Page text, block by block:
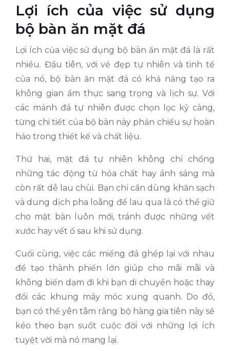
Lợi ích của việc sử dụng
bộ bàn ăn mặt đá
Lợi ích của việc sử dụng bộ bàn ăn mặt đá là rất
nhiều. Đầu tiên, với vẻ đẹp tự nhiên và tinh tế
của nó, bộ bàn ăn mặt đá có khả năng tạo ra
không gian ẩm thực sang trọng và lịch sự. Với
các mảnh đá tự nhiên được chọn lọc kỹ càng,
từng chi tiết của bộ bàn này phản chiếu sự hoàn
hảo trong thiết kế và chất liệu.
Thứ hai, mặt đá tự nhiên không chỉ chống
những tác động từ hóa chất hay ánh sáng mà
còn rất dễ lau chùi. Bạn chỉ cần dùng khăn sạch
và dung dịch pha loãng để lau qua là có thể giữ
cho mặt bàn luôn mới, tránh được những vết
xước hay vết ố sau khi sử dụng.
Cuối cùng, việc các miếng đá ghép lại với nhau
để tạo thành phiến lớn giúp cho mãi mãi và
không biến dạm đi khi bạn di chuyển hoặc thay
đổi các khung máy móc xung quanh. Do đó,
bạn có thể yên tâm rằng bộ hàng gia tiên này sẽ
kéo theo bạn suốt cuộc đời với những lợi ích
tuyệt vời mà nó mang lại.